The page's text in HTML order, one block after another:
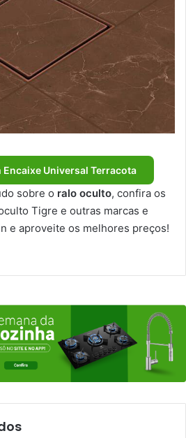
Encaixe Universal Terracota
sobre o ralo oculto, confira os
Tigre e outras marcas e
e aproveite os melhores preços!